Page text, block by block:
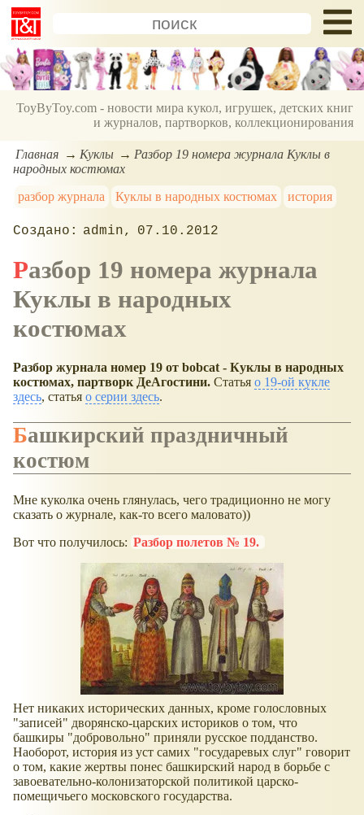
ToyByToy.com - новости мира кукол, игрушек, детских книг
и журналов, партворков, коллекционирования
Главная Куклы
Разбор 19 номера журнала Куклы в
народных костюмах
разбор журнала
Куклы в народных костюмах история
admin 07.10.2012
Разбор 19 номера журнала
Куклы в народных
костюмах
Разбор журнала номер 19 от bobcat - Куклы в народных
костюмах, партворк ДеАгостини. Статья о 19-ой кукле
здесь, статья о серии здесь.
Башкирский праздничный
костюм
Мне куколка очень глянулась, чего традиционно не могу
сказать о журнале, как-то всего маловато))
Вот что получилось: Разбор полетов № 19.
Нет никаких исторических данных, кроме голословных
"записей" дворянско-царских историков о том, что
башкиры "добровольно" приняли русское подданство.
Наоборот, история из уст самих "государевых слуг" говорит
о том, какие жертвы понес башкирский народ в борьбе с
завоевательно-колонизаторской политикой царско-
помещичьего московского государства.